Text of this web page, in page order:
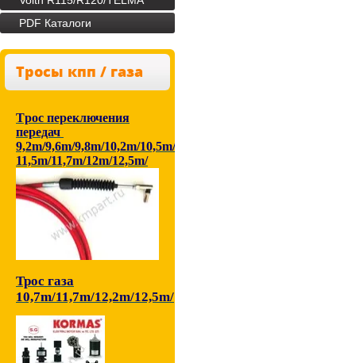
PDF Каталоги
Тросы кпп / газа
Tрос переключения
передач
9,2m/9,6m/9,8m/10,2m/10,5m/
11,5m/11,7m/12m/12,5m/
Трос газа
10,7m/11,7m/12,2m/12,5m/